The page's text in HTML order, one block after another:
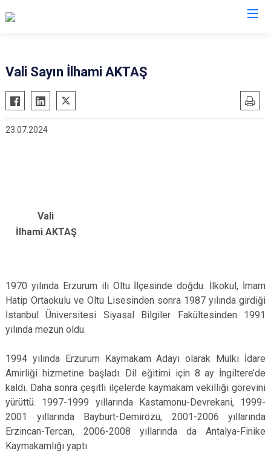
Vali Sayın İlhami AKTAŞ
23.07.2024
Vali
İlhami AKTAŞ
1970 yılında Erzurum ili Oltu İlçesinde doğdu. İlkokul, İmam
Hatip Ortaokulu ve Oltu Lisesinden sonra 1987 yılında girdiği
İstanbul Üniversitesi Siyasal Bilgiler Fakültesinden 1991
yılında mezun oldu.
1994 yılında Erzurum Kaymakam Adayı olarak Mülki İdare
Amirliği hizmetine başladı. Dil eğitimi için 8 ay İngiltere’de
kaldı. Daha sonra çeşitli ilçelerde kaymakam vekilliği görevini
yürüttü. 1997-1999 yıllarında Kastamonu-Devrekani, 1999-
2001 yıllarında Bayburt-Demirözü, 2001-2006 yıllarında
Erzincan-Tercan, 2006-2008 yıllarında da Antalya-Finike
Kaymakamlığı yaptı.